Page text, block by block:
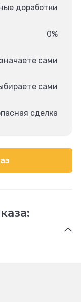
доработки
0%
сами
сами
сделка